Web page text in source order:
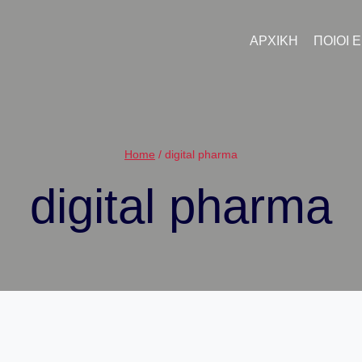
ΑΡΧΙΚΉ ΠΟΙΟΙ
Home / digital pharma
digital pharma